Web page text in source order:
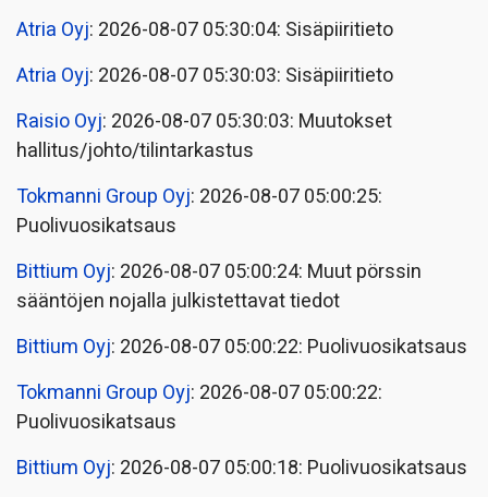
Atria Oyj: 2026-08-07 05:30:04: Sisäpiiritieto
Atria Oyj: 2026-08-07 05:30:03: Sisäpiiritieto
Raisio Oyj: 2026-08-07 05:30:03: Muutokset
hallitus/johto/tilintarkastus
Tokmanni Group Oyj: 2026-08-07 05:00:25:
Puolivuosikatsaus
Bittium Oyj: 2026-08-07 05:00:24: Muut pörssin
sääntöjen nojalla julkistettavat tiedot
Bittium Oyj: 2026-08-07 05:00:22: Puolivuosikatsaus
Tokmanni Group Oyj: 2026-08-07 05:00:22:
Puolivuosikatsaus
Bittium Oyj: 2026-08-07 05:00:18: Puolivuosikatsaus